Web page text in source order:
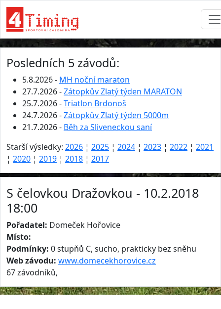
Posledních 5 závodů:
5.8.2026 - MH noční maraton
27.7.2026 -Zátopkův Zlatý týden MARATON
25.7.2026 -Triatlon Brdonoš
24.7.2026 -Zátopkův Zlatý týden 5000m
21.7.2026 - Běh za Sliveneckou saní
Starší výsledky: 2026 ¦ 2025 ¦ 2024 ¦ 2023 ¦ 2022 ¦ 2021
¦ 2020 ¦ 2019 ¦ 2018 ¦ 2017
S čelovkou Dražovkou - 10.2.2018
18:00
Pořadatel: Domeček Hořovice
Místo:
Podmínky: 0 stupňů C, sucho, prakticky bez sněhu
Web závodu: www.domecekhorovice.cz
67 závodníků,